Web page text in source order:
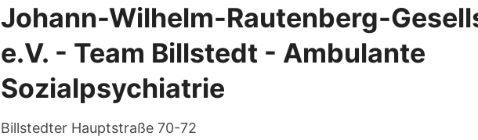
Johann-Wilhelm-Rautenberg-
e.V. - Team Billstedt - Ambulante
Sozialpsychiatrie
Billstedter Hauptstraße 70-72